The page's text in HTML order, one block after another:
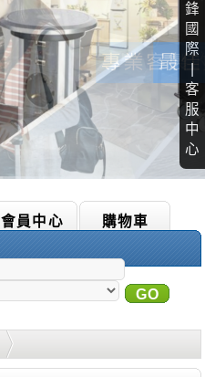
鋒
國
際
|
客
服
中
心
會員中心 購物車
GO